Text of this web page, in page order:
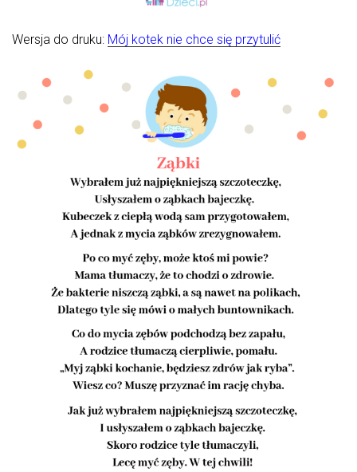
Wersja do druku: Mój kotek nie chce się przytulić